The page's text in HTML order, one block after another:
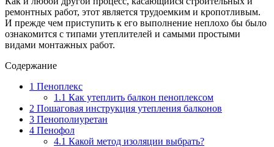
ремонтных работ, этот является трудоемким и кропотливым.
И прежде чем приступить к его выполнение неплохо бы было
ознакомится с типами утеплителей и самыми простыми
видами монтажных работ.
Содержание
1 Пеноплекс
1.1 Как утеплить балкон пеноплексом
2 Пошаговая инструкция утепления балконов
3 Пенополиуретан
4 Пенофол
4.1 Какой метод изоляции выбрать?